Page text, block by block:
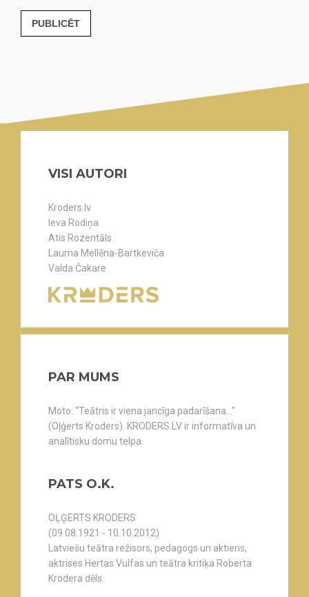
PUBLICĒT
VISI AUTORI
Kroders.lv
Ieva Rodiņa
Atis Rozentāls
Lauma Mellēna-Bartkeviča
Valda Čakare
PAR MUMS
Moto: "Teātris ir viena jancīga padarīšana..."
(Oļģerts Kroders). KRODERS.LV ir informatīva un
analītisku domu telpa.
PATS O.K.
OĻĢERTS KRODERS
(09.08.1921 - 10.10.2012)
Latviešu teātra režisors, pedagogs un aktieris,
aktrises Hertas Vulfas un teātra kritiķa Roberta
Krodera dēls.